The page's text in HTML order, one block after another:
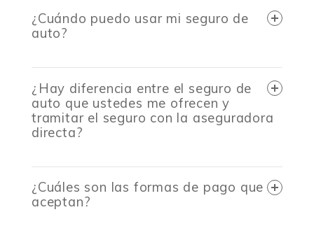
¿Cuándo puedo usar mi seguro de
auto?
¿Hay diferencia entre el seguro de
auto que ustedes me ofrecen y
tramitar el seguro con la aseguradora
directa?
¿Cuáles son las formas de pago que
aceptan?